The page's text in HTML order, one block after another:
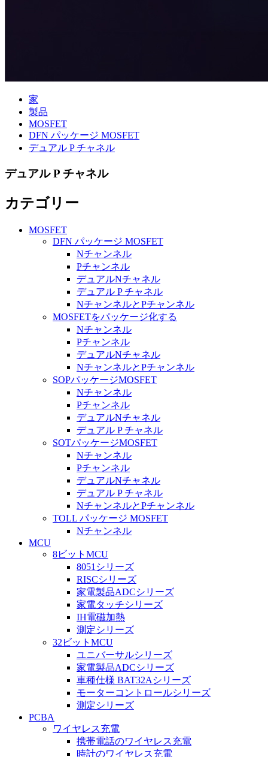
家
製品
MOSFET
DFN パッケージ MOSFET
デュアル P チャネル
デュアル P チャネル
カテゴリー
MOSFET
DFN パッケージ MOSFET
Nチャンネル
Pチャンネル
デュアルNチャネル
デュアル P チャネル
NチャンネルとPチャンネル
MOSFETをパッケージ化する
Nチャンネル
Pチャンネル
デュアルNチャネル
NチャンネルとPチャンネル
SOPパッケージMOSFET
Nチャンネル
Pチャンネル
デュアルNチャネル
デュアル P チャネル
SOTパッケージMOSFET
Nチャンネル
Pチャンネル
デュアルNチャネル
デュアル P チャネル
NチャンネルとPチャンネル
TOLL パッケージ MOSFET
Nチャンネル
MCU
8ビットMCU
8051シリーズ
RISCシリーズ
家電製品ADCシリーズ
家電タッチシリーズ
IH電磁加熱
測定シリーズ
32ビットMCU
ユニバーサルシリーズ
家電製品ADCシリーズ
車種仕様 BAT32Aシリーズ
モーターコントロールシリーズ
測定シリーズ
PCBA
ワイヤレス充電
携帯電話のワイヤレス充電
時計のワイヤレス充電